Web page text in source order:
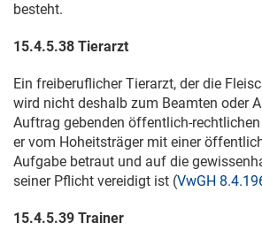
besteht.
15.4.5.38 Tierarzt
Ein freiberuflicher Tierarzt, der die
wird nicht deshalb zum Beamten oder
Auftrag gebenden öffentlich-
er vom Hoheitsträger mit einer
Aufgabe betraut und auf die
seiner Pflicht vereidigt ist (VwGH
15.4.5.39 Trainer